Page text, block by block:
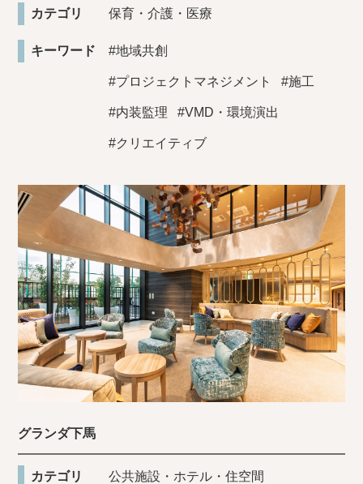
カテゴリ 保育・介護・医療
キーワード #地域共創
#プロジェクトマネジメント #施工
#内装監理 #VMD・環境演出
#クリエイティブ
グランダ下馬
カテゴリ 公共施設・ホテル・住空間